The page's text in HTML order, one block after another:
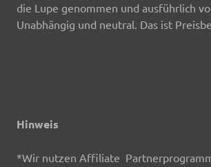
die Lupe genommen und ausführlich
Unabhängig und neutral. Das ist
Hinweis
*Wir nutzen Affiliate